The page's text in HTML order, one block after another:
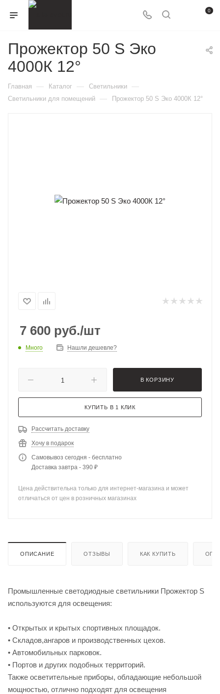
0
Прожектор 50 S Эко
4000К 12°
Главная — Каталог — Светильники —
Светильники для помещений — Прожектор 50 S Эко 4000К 12°
7 600 руб./шт
Много Нашли дешевле?
В КОРЗИНУ
КУПИТЬ В 1 КЛИК
Рассчитать доставку
Хочу в подарок
Самовывоз сегодня - бесплатно
Доставка завтра - 390 ₽
Цена действительна только для интернет-магазина и может
отличаться от цен в розничных магазинах
ОПИСАНИЕ ОТЗЫВЫ КАК КУПИТЬ
Промышленные светодиодные светильники Прожектор S
используются для освещения:
• Открытых и крытых спортивных площадок.
• Складов,ангаров и производственных цехов.
• Автомобильных парковок.
• Портов и других подобных территорий.
Также осветительные приборы, обладающие небольшой
мощностью, отлично подходят для освещения